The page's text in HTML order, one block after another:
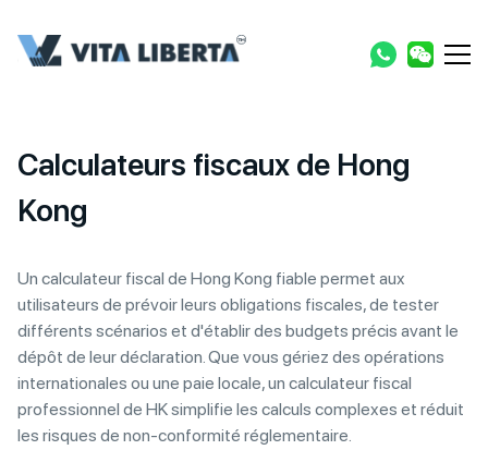
Calculateurs fiscaux de Hong
Kong
Un calculateur fiscal de Hong Kong fiable permet aux
utilisateurs de prévoir leurs obligations fiscales, de tester
différents scénarios et d'établir des budgets précis avant le
dépôt de leur déclaration. Que vous gériez des opérations
internationales ou une paie locale, un calculateur fiscal
professionnel de HK simplifie les calculs complexes et réduit
les risques de non-conformité réglementaire.